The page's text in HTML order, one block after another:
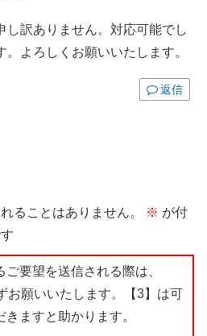
し訳ありません。対応可能でし
。よろしくお願いいたします。
返信
ることはありません。 ※ が付
要望を送信される際は、
お願いいたします。【3】は可
ますと助かります。